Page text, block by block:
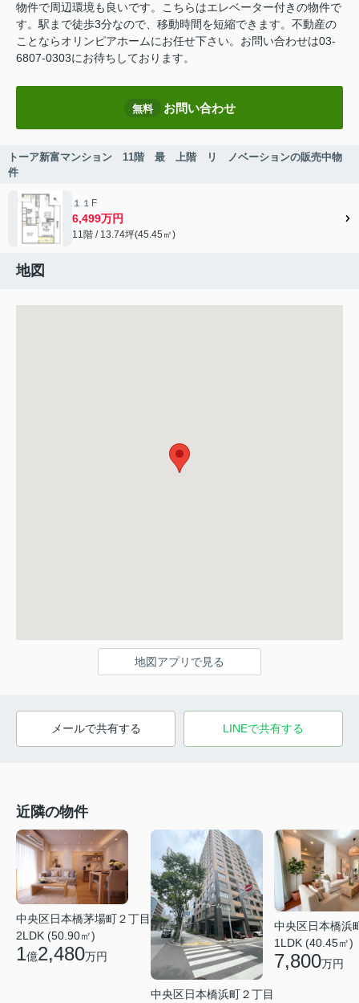
物件で周辺環境も良いです。こちらはエレベーター付きの物件で
す。駅まで徒歩3分なので、移動時間を短縮できます。不動産の
ことならオリンピアホームにお任せ下さい。お問い合わせは03-
6807-0303にお待ちしております。
無料 お問い合わせ
トーア新富マンション 11階 最 上階 リ ノベーションの販売中物
件
１１F
6,499万円
11階 / 13.74坪(45.45㎡)
地図
地図アプリで見る
メールで共有する LINEで共有する
近隣の物件
中央区日本橋茅場町２丁目
2LDK (50.90㎡)
1億2,480万円
中央区日本橋浜町２丁目
中央区日本橋浜
1LDK (40.45㎡)
7,800万円